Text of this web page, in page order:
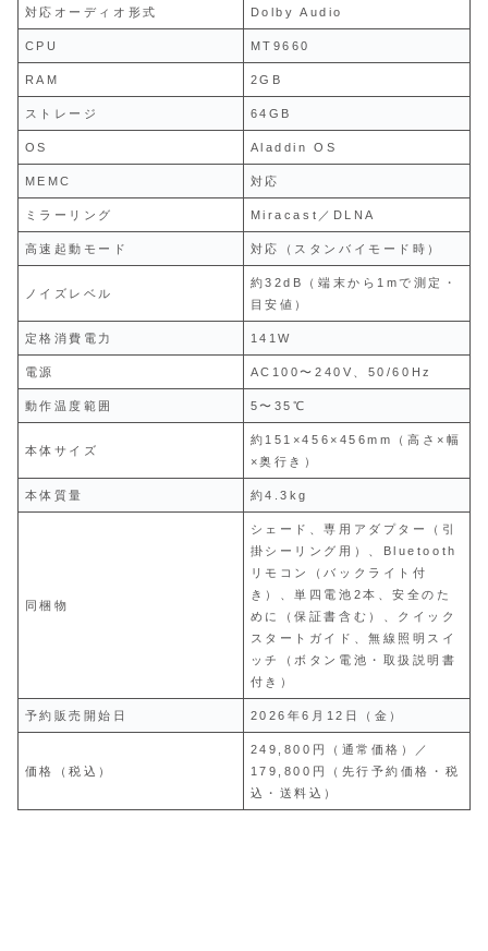
対応オーディオ形式 Dolby Audio
CPU MT9660
RAM 2GB
ストレージ 64GB
OS Aladdin OS
MEMC 対応
ミラーリング Miracast／DLNA
高速起動モード 対応（スタンバイモード時）
ノイズレベル
約32dB（端末から1mで測定・
目安値）
定格消費電力 141W
電源 AC100〜240V、50/60Hz
動作温度範囲 5〜35℃
本体サイズ
約151×456×456mm（高さ×幅
×奥行き）
本体質量 約4.3kg
同梱物
シェード、専用アダプター（引
掛シーリング用）、Bluetooth
リモコン（バックライト付
き）、単四電池2本、安全のた
めに（保証書含む）、クイック
スタートガイド、無線照明スイ
ッチ（ボタン電池・取扱説明書
付き）
予約販売開始日 2026年6月12日（金）
価格（税込）
249,800円（通常価格）／
179,800円（先行予約価格・税
込・送料込）